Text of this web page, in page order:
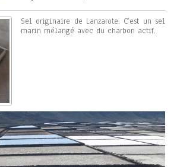
Sel originaire de Lanzarote. C’est un sel
marin mélangé avec du charbon actif.